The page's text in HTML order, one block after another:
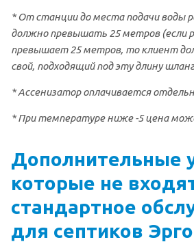
* От станции до места подачи воды
должно превышать 25 метров (если
превышает 25 метров, то клиент
свой, подходящий под эту длину
* Ассенизатор оплачивается
* При температуре ниже -5 цена
Дополнительные
которые не
стандартное
для септиков